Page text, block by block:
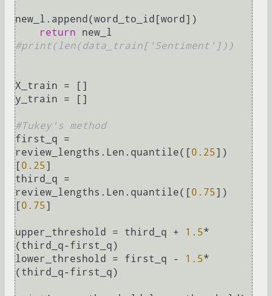
new_l.append(word_to_id[word])
return
#print(len(data_train['Sentiment']))
X_train = []
y_train = []
#Tukey's method
first_q =
review_lengths.Len.quantile([0.25])
[0.25]
third_q =
review_lengths.Len.quantile([0.75])
[0.75]
upper_threshold = third_q + 1.5*
(third_q-first_q)
lower_threshold = first_q -
1.5*
(third_q-first_q)